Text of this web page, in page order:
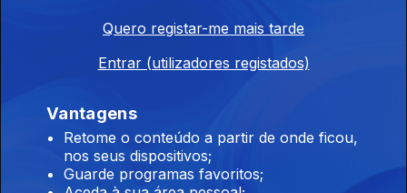
29 mai. 2024
Quero registar-me mais tarde
Entrar (utilizadores registados)
Vantagens
Retome o conteúdo a partir de onde ficou,
nos seus dispositivos;
Guarde programas favoritos;